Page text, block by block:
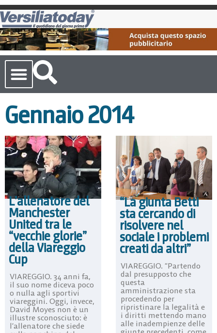
Gennaio 2014
L’allenatore del
Manchester
United tra le
“vecchie glorie”
della Viareggio
Cup
VIAREGGIO. 34 anni fa,
il suo nome diceva poco
o nulla agli sportivi
viareggini. Oggi, invece,
David Moyes non è un
illustre sconosciuto: è
l’allenatore che siede
“La giunta Betti
sta cercando di
risolvere nel
sociale i problemi
creati da altri”
VIAREGGIO. “Partendo
dal presupposto che
questa
amministrazione sta
procedendo per
ripristinare la legalità e
i diritti mettendo mano
alle inadempienze delle